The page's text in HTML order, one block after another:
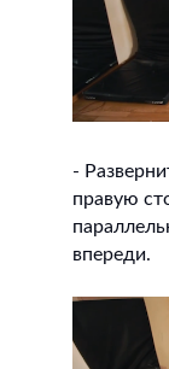
-
правую
впереди.